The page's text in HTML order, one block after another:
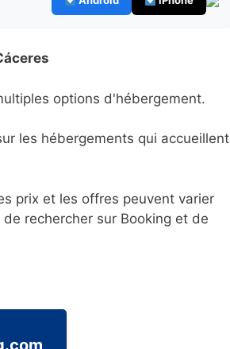
options d'hébergement.
les hébergements qui accueillent
prix et les offres peuvent varier
rechercher sur Booking et de